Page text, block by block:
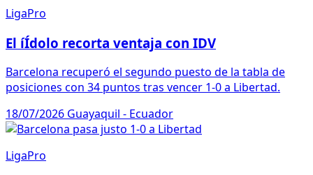
LigaPro
El íÍdolo recorta ventaja con IDV
Barcelona recuperó el segundo puesto de la tabla de
posiciones con 34 puntos tras vencer 1-0 a Libertad.
18/07/2026 Guayaquil - Ecuador
LigaPro